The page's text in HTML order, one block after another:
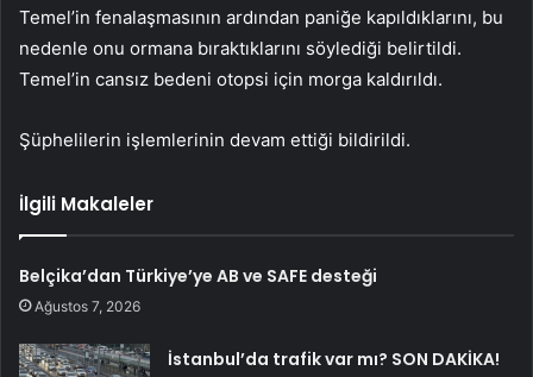
Temel’in fenalaşmasının ardından paniğe kapıldıklarını, bu
nedenle onu ormana bıraktıklarını söylediği belirtildi.
Temel’in cansız bedeni otopsi için morga kaldırıldı.
Şüphelilerin işlemlerinin devam ettiği bildirildi.
İlgili Makaleler
Belçika’dan Türkiye’ye AB ve SAFE desteği
Ağustos 7, 2026
İstanbul’da trafik var mı? SON DAKİKA!